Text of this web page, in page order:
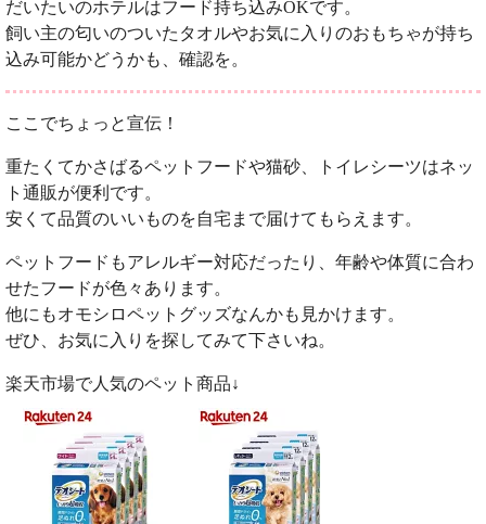
だいたいのホテルはフード持ち込みOKです。
飼い主の匂いのついたタオルやお気に入りのおもちゃが持ち
込み可能かどうかも、確認を。
ここでちょっと宣伝！
重たくてかさばるペットフードや猫砂、トイレシーツはネッ
ト通販が便利です。
安くて品質のいいものを自宅まで届けてもらえます。
ペットフードもアレルギー対応だったり、年齢や体質に合わ
せたフードが色々あります。
他にもオモシロペットグッズなんかも見かけます。
ぜひ、お気に入りを探してみて下さいね。
楽天市場で人気のペット商品↓